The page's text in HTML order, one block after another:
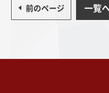
前のページ 一覧